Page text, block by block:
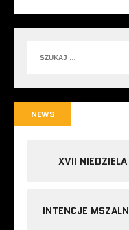
NEWS
XVII
INTENCJE